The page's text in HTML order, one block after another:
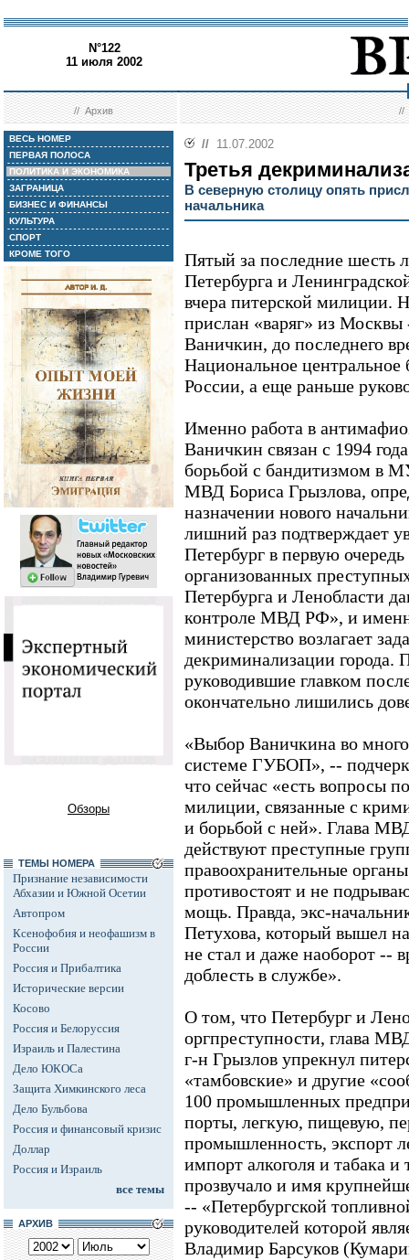
N°122
11 июля 2002
//Архив //
ВЕСЬ НОМЕР
ПЕРВАЯ ПОЛОСА
ПОЛИТИКА И ЭКОНОМИКА
ЗАГРАНИЦА
БИЗНЕС И ФИНАНСЫ
КУЛЬТУРА
СПОРТ
КРОМЕ ТОГО
Обзоры
ТЕМЫ НОМЕРА
Признание независимости
Абхазии и Южной Осетии
Автопром
Ксенофобия и неофашизм в
России
Россия и Прибалтика
Исторические версии
Косово
Россия и Белоруссия
Израиль и Палестина
Дело ЮКОСа
Защита Химкинского леса
Дело Бульбова
Россия и финансовый кризис
Доллар
Россия и Израиль
все темы
АРХИВ
// 11.07.2002
Третья
В северную столицу опять
начальника
Пятый за последние
Петербурга и
вчера питерской милиции.
прислан «варяг» из
Ваничкин, до последнего
Национальное
России, а еще раньше
Именно работа в
Ваничкин связан с 1994
борьбой с бандитизмом в
МВД Бориса Грызлова,
назначении нового
лишний раз подтверждает
Петербург в первую
организованных
Петербурга и Ленобласти
контроле МВД РФ», и
министерство возлагает
декриминализации города.
руководившие главком
окончательно лишились
«Выбор Ваничкина во
системе ГУБОП», --
что сейчас «есть вопросы
милиции, связанные с
и борьбой с ней». Глава
действуют преступные
правоохранительные
противостоят и не
мощь. Правда, экс-
Петухова, который вышел
не стал и даже наоборот --
доблесть в службе».
О том, что Петербург и
оргпреступности, глава
г-н Грызлов упрекнул
«тамбовские» и другие
100 промышленных
порты, легкую, пищевую,
промышленность, экспорт
импорт алкоголя и табака и
прозвучало и имя
-- «Петербургской
руководителей которой
Владимир Барсуков